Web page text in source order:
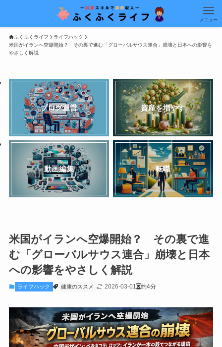
メニュー
ふくふくライフ
ライフハック
米国がイランへ空爆開始？　その裏で進む「グローバルサウス連合」崩壊と日本への影響を
やさしく解説
ブログ運営 資産を増やす
動画編集 転職
米国がイランへ空爆開始？ その裏で進
む「グローバルサウス連合」崩壊と日本
への影響をやさしく解説
ライフハック 健康のススメ 2026-03-01 約4分